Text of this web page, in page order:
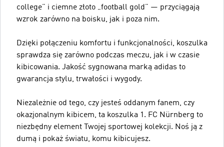
college” i ciemne złoto „football gold” — przyciągają
wzrok zarówno na boisku, jak i poza nim.
Dzięki połączeniu komfortu i funkcjonalności, koszulka
sprawdza się zarówno podczas meczu, jak i w czasie
kibicowania. Jakość sygnowana marką adidas to
gwarancja stylu, trwałości i wygody.
Niezależnie od tego, czy jesteś oddanym fanem, czy
okazjonalnym kibicem, ta koszulka 1. FC Nürnberg to
niezbędny element Twojej sportowej kolekcji. Noś ją z
dumą i pokaż światu, komu kibicujesz.